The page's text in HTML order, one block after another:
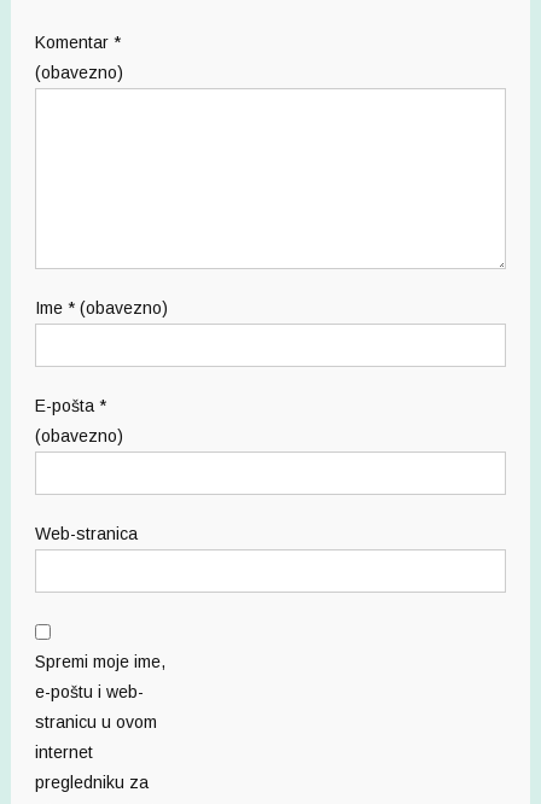
Komentar *
(obavezno)
Ime * (obavezno)
E-pošta *
(obavezno)
Web-stranica
Spremi moje ime,
e-poštu i web-
stranicu u ovom
internet
pregledniku za